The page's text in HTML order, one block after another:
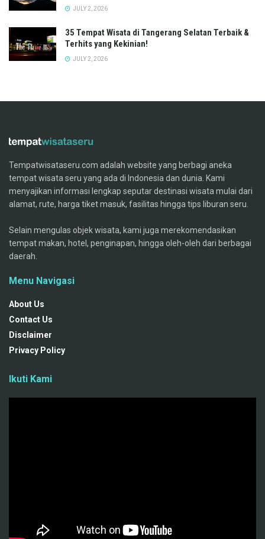
JULY 2, 2026
35 Tempat Wisata di Tangerang Selatan Terbaik &
Terhits yang Kekinian!
JULY 2, 2026
Tempatwisataseru.com adalah website yang berbagi aneka
tempat wisata seru yang ada di Indonesia dan dunia. Kami
menyajikan informasi lengkap seputar destinasi wisata mulai dari
alamat, rute, harga tiket masuk, fasilitas hingga tips liburan seru.
Selain mengulas objek wisata, kami juga merekomendasikan
tempat makan, hotel, penginapan, hingga oleh-oleh dari berbagai
daerah.
Menu Navigasi
About Us
Contact Us
Disclaimer
Privacy Policy
Ikuti Kami